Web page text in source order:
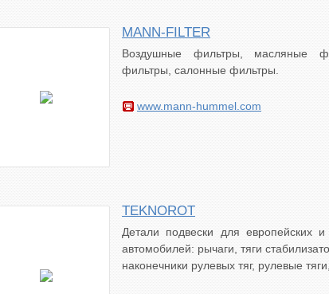
MANN-FILTER
Воздушные фильтры, масляные
фильтры, салонные фильтры.
www.mann-hummel.com
TEKNOROT
Детали подвески для европейских и
автомобилей: рычаги, тяги
наконечники рулевых тяг, рулевые